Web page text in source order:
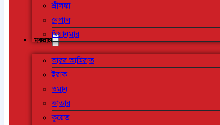
শ্রীলঙ্কা
নেপাল
মিয়ানমার
মধ্যপ্রাচ্য
আরব আমিরাত
ইরাক
ওমান
কাতার
কুয়েত